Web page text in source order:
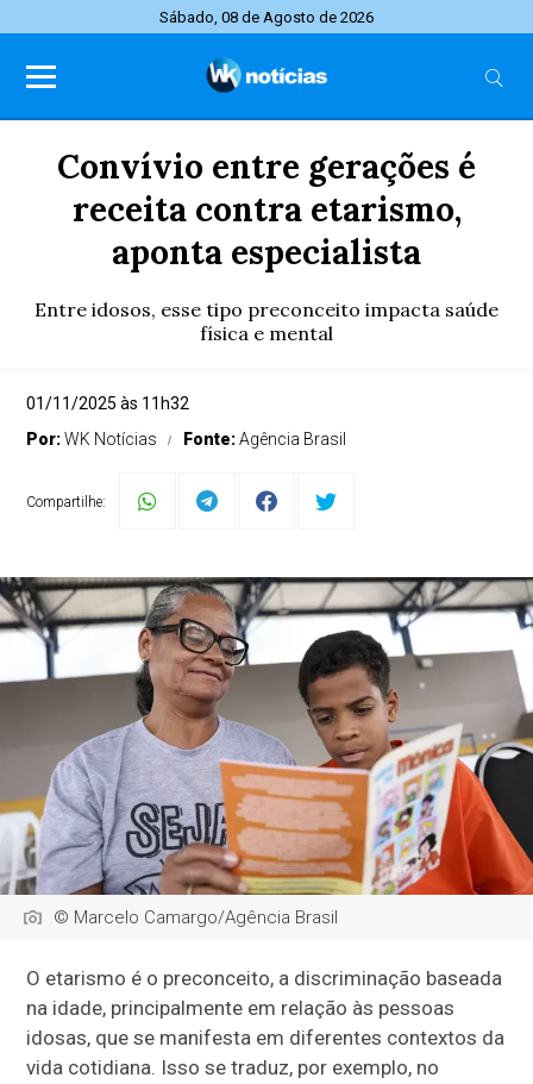
Sábado, 08 de Agosto de 2026
Convívio entre gerações é
receita contra etarismo,
aponta especialista
Entre idosos, esse tipo preconceito impacta saúde
física e mental
01/11/2025 às 11h32
Por:WK Notícias Fonte:Agência Brasil
Compartilhe:
© Marcelo Camargo/Agência Brasil
O etarismo é o preconceito, a discriminação baseada
na idade, principalmente em relação às pessoas
idosas, que se manifesta em diferentes contextos da
vida cotidiana. Isso se traduz, por exemplo, no